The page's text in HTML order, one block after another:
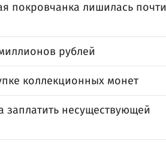
покровчанка лишилась почти
рублей
коллекционных монет
несуществующей